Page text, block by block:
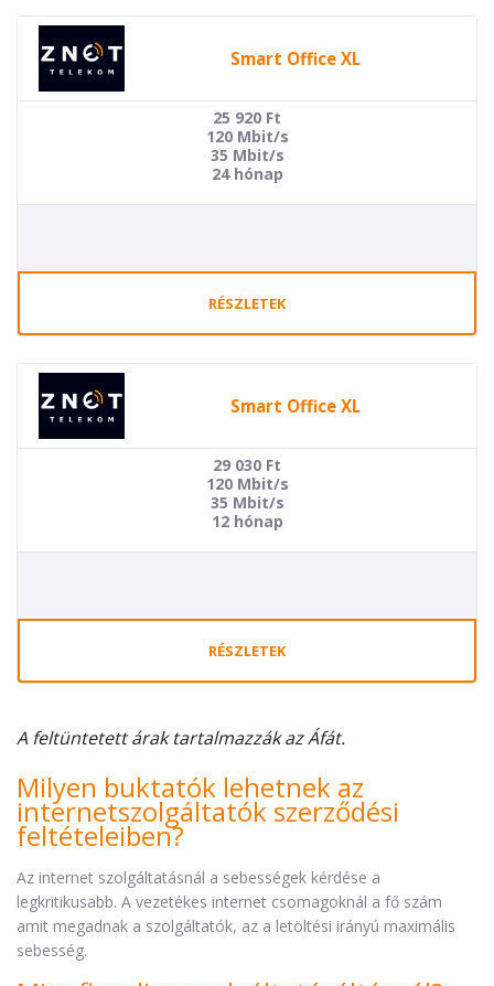
Smart Office XL
25 920 Ft
120 Mbit/s
35 Mbit/s
24 hónap
RÉSZLETEK
Smart Office XL
29 030 Ft
120 Mbit/s
35 Mbit/s
12 hónap
RÉSZLETEK
A feltüntetett árak tartalmazzák az Áfát.
Milyen buktatók lehetnek az
internetszolgáltatók szerződési
feltételeiben?
Az internet szolgáltatásnál a sebességek kérdése a
legkritikusabb. A vezetékes internet csomagoknál a fő szám
amit megadnak a szolgáltatók, az a letöltési irányú maximális
sebesség.